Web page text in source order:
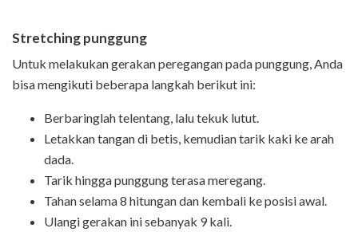
Stretching punggung
Untuk melakukan gerakan peregangan pada punggung, Anda
bisa mengikuti beberapa langkah berikut ini:
Berbaringlah telentang, lalu tekuk lutut.
Letakkan tangan di betis, kemudian tarik kaki ke arah
dada.
Tarik hingga punggung terasa meregang.
Tahan selama 8 hitungan dan kembali ke posisi awal.
Ulangi gerakan ini sebanyak 9 kali.